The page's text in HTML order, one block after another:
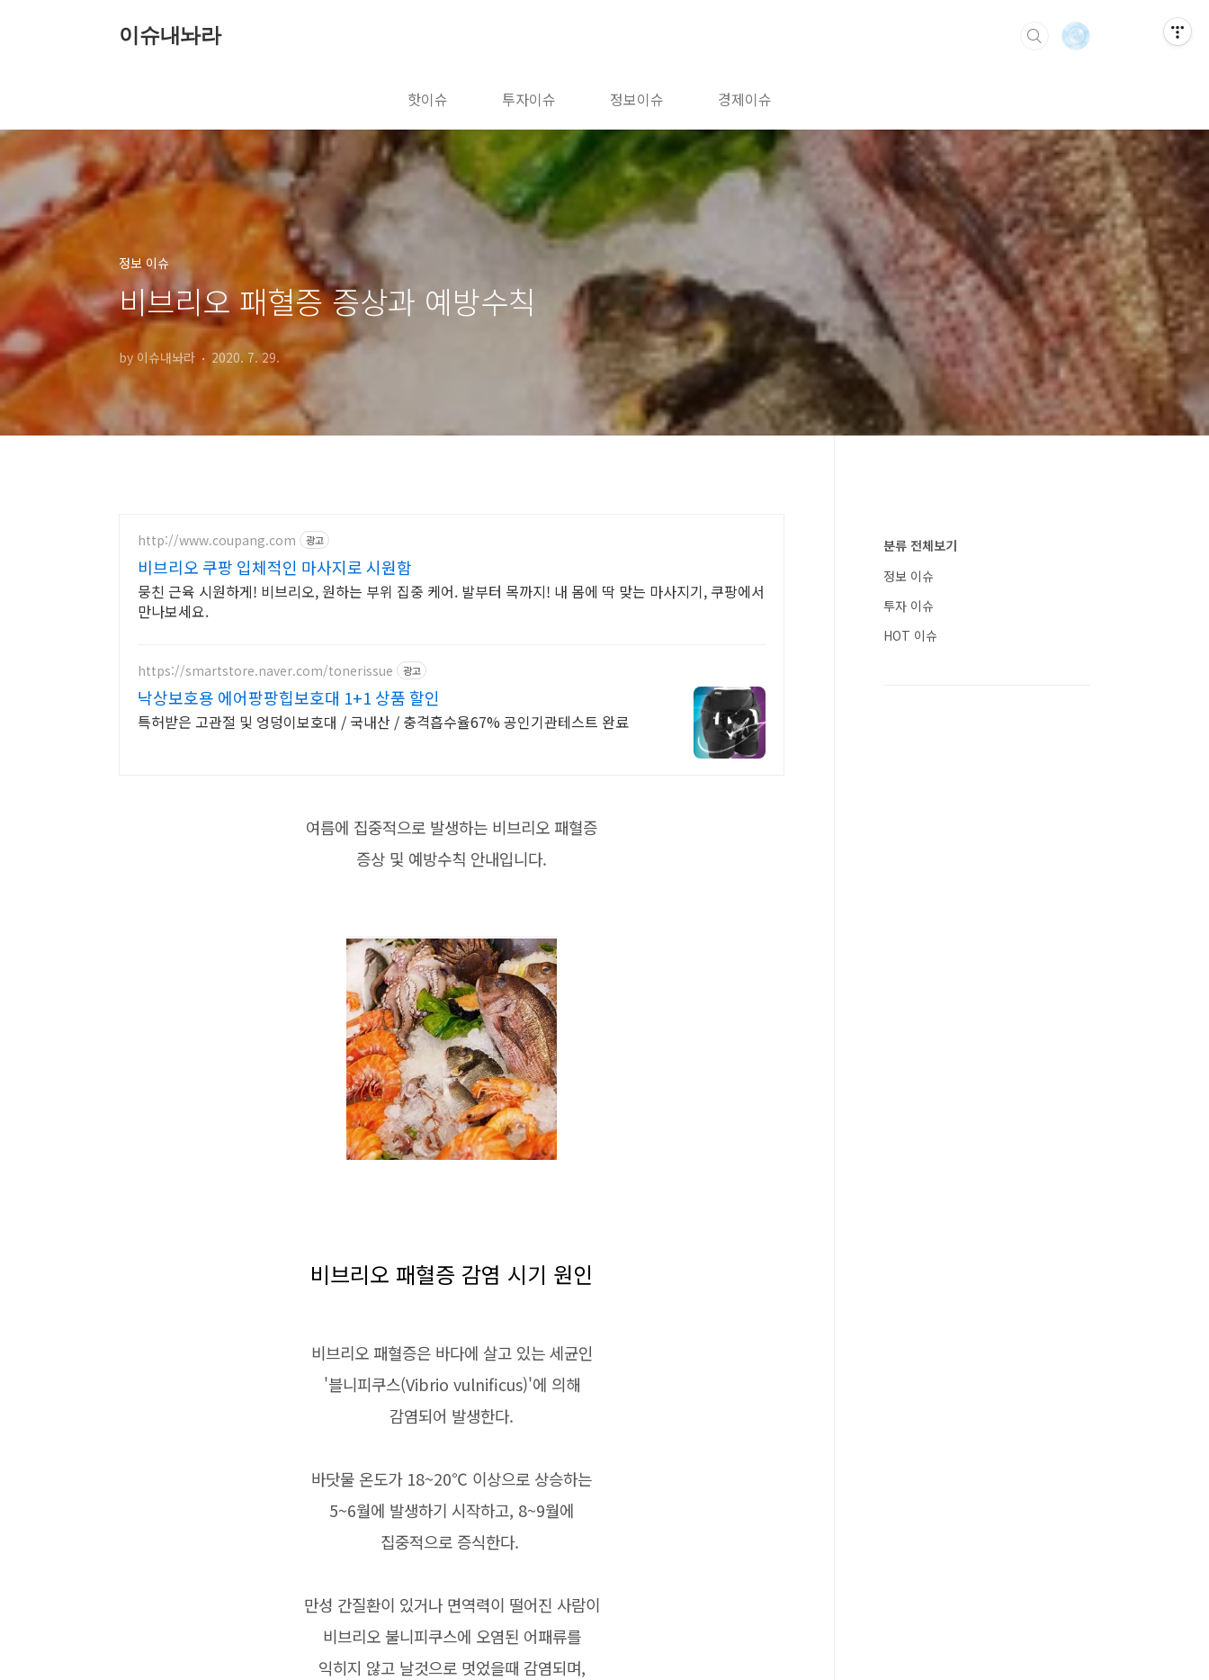
이슈내놔라
핫이슈 투자이슈 정보이슈 경제이슈
정보 이슈
비브리오 패혈증 증상과 예방수칙
by 이슈내놔라 2020. 7. 29.
http://www.coupang.com 광고
비브리오 쿠팡 입체적인 마사지로 시원함
뭉친 근육 시원하게! 비브리오, 원하는 부위 집중 케어. 발부터 목까지! 내 몸에 딱 맞는 마사지기, 쿠팡에서
만나보세요.
https://smartstore.naver.com/tonerissue 광고
낙상보호용 에어팡팡힙보호대 1+1 상품 할인
특허받은 고관절 및 엉덩이보호대 / 국내산 / 충격흡수율67% 공인기관테스트 완료
여름에 집중적으로 발생하는 비브리오 패혈증
증상 및 예방수칙 안내입니다.
비브리오 패혈증 감염 시기 원인
비브리오 패혈증은 바다에 살고 있는 세균인
'블니피쿠스(Vibrio vulnificus)'에 의해
감염되어 발생한다.
바닷물 온도가 18~20℃ 이상으로 상승하는
5~6월에 발생하기 시작하고, 8~9월에
집중적으로 증식한다.
만성 간질환이 있거나 면역력이 떨어진 사람이
비브리오 불니피쿠스에 오염된 어패류를
익히지 않고 날것으로 멋었을때 감염되며,
분류 전체보기
정보 이슈
투자 이슈
HOT 이슈